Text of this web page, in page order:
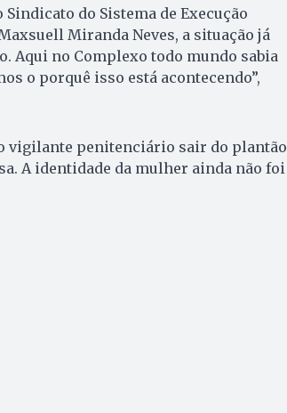
do Sistema de Execução
Miranda Neves, a situação já
Aqui no Complexo todo mundo sabia
o porquê isso está acontecendo”,
vigilante penitenciário sair do plantão
A identidade da mulher ainda não foi